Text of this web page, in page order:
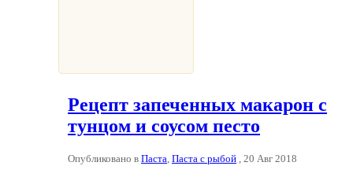
Рецепт запеченных макарон с
тунцом и соусом песто
Опубликовано в Паста, Паста с рыбой , 20 Авг 2018